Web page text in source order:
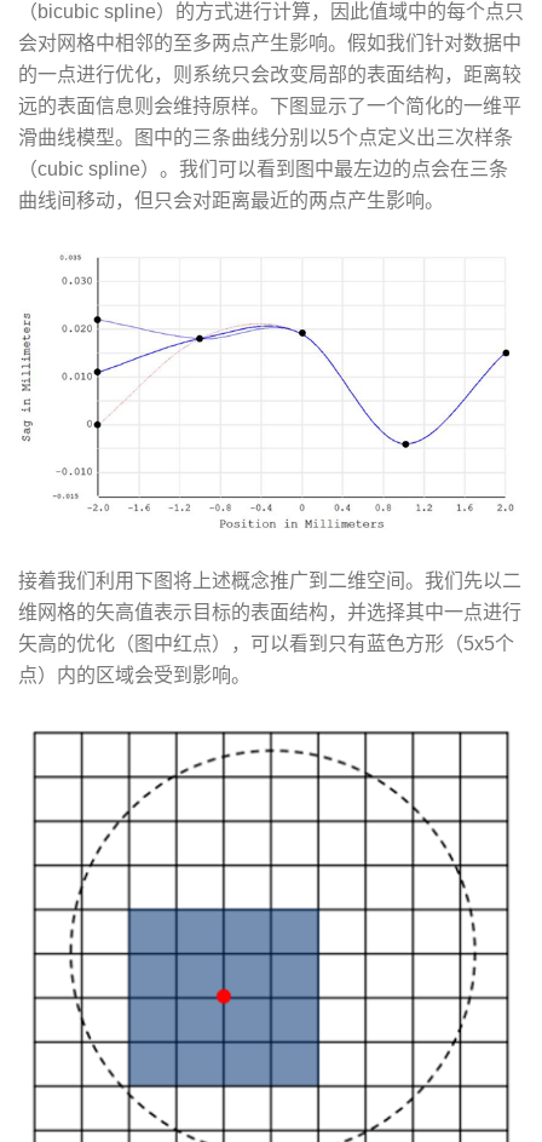
（bicubic spline）的方式进行计算，因此值域中的每个点只
会对网格中相邻的至多两点产生影响。假如我们针对数据中
的一点进行优化，则系统只会改变局部的表面结构，距离较
远的表面信息则会维持原样。下图显示了一个简化的一维平
滑曲线模型。图中的三条曲线分别以5个点定义出三次样条
（cubic spline）。我们可以看到图中最左边的点会在三条
曲线间移动，但只会对距离最近的两点产生影响。
接着我们利用下图将上述概念推广到二维空间。我们先以二
维网格的矢高值表示目标的表面结构，并选择其中一点进行
矢高的优化（图中红点），可以看到只有蓝色方形（5x5个
点）内的区域会受到影响。